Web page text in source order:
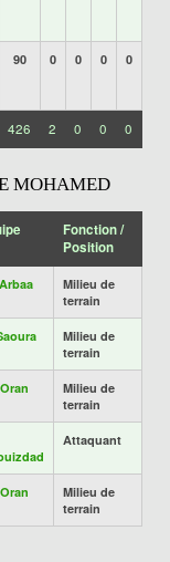
90 0 0 0 0
426 2 0 0 0
MOHAMED
Fonction /
Position
Milieu de
terrain
Milieu de
terrain
Milieu de
terrain
Attaquant
Milieu de
terrain